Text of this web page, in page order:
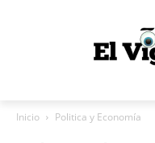
Inicio Politica y Economía